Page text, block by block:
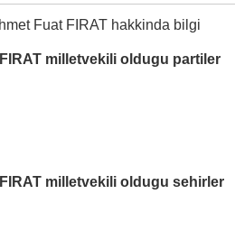
Fuat FIRAT hakkinda bilgi
milletvekili oldugu partiler
milletvekili oldugu sehirler